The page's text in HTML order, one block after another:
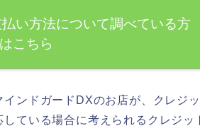
い方法について調べている方
はこちら
ンドガードDXのお店が、クレジ
ている場合に考えられるクレジッ